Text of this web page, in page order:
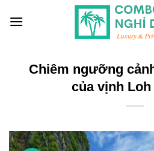
Chiêm ngưỡng
của vịnh Loh